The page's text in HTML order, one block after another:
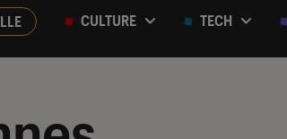
CULTURE TECH